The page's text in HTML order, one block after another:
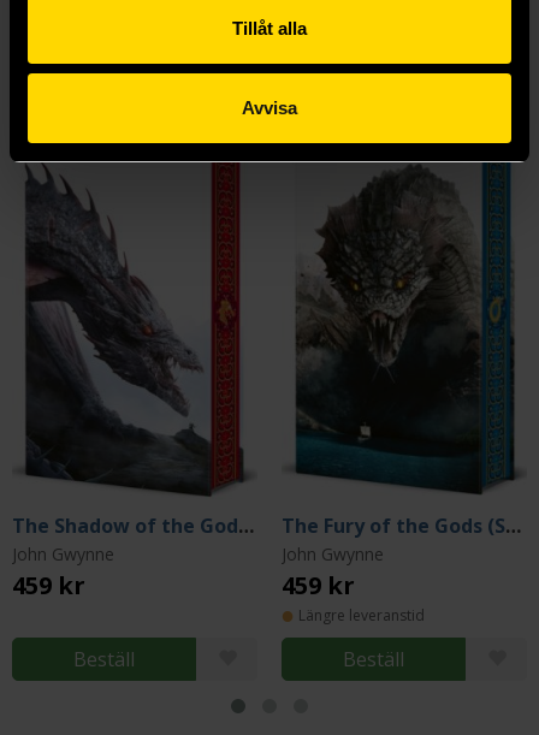
Tillåt alla
Avvisa
Mer från John Gwynne
The Shadow of the Gods (Special Edition)
John Gwynne
459 kr
Beställ
The Fury of the Gods (Special Edition)
John Gwynne
459 kr
Längre leveranstid
Beställ